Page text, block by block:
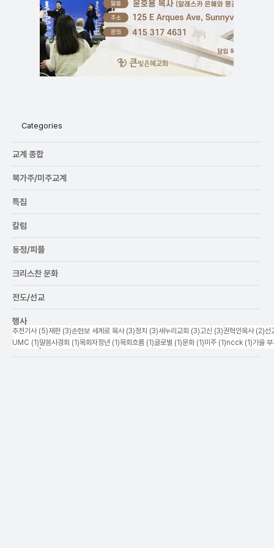
Categories
교계 종합
북가주/미주교계
특집
칼럼
동정/피플
크리스찬 문화
전도/선교
행사
후원교회
추천기사 (5)5 posts
재판 (3)3 posts
손현보 세계로 목사 (3)3 posts
정치 (3)3 posts
새누리교회 (3)3 posts
고신 (3)3 posts
권혁인목사 (2)2
선
UMC (1)1 post
말씀사경회 (1)1 post
목회자정년 (1)1 post
목회흐름 (1)1 post
글로벌 (1)1 post
문화 (1)1 post
미주 (1)1 post
ncck (1)1 post
가을